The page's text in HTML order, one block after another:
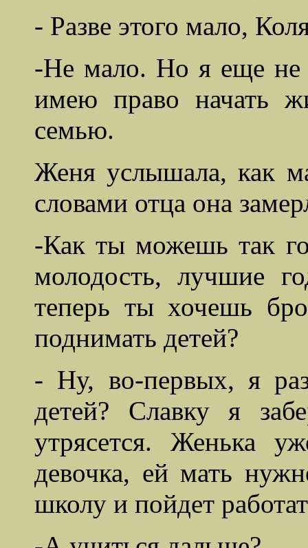
- Разве этого мало,
-Не мало. Но я еще не
имею право начать
семью.
Женя услышала, как
словами отца она
-Как ты можешь так
молодость, лучшие
теперь ты хочешь
поднимать детей?
- Ну, во-первых, я
детей? Славку я
утрясется. Женька
девочка, ей мать
школу и пойдет